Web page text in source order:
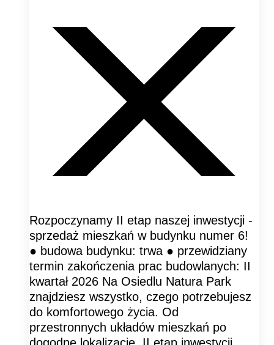
Rozpoczynamy II etap naszej inwestycji -
sprzedaż mieszkań w budynku numer 6!
● budowa budynku: trwa ● przewidziany
termin zakończenia prac budowlanych: II
kwartał 2026 Na Osiedlu Natura Park
znajdziesz wszystko, czego potrzebujesz
do komfortowego życia. Od
przestronnych układów mieszkań po